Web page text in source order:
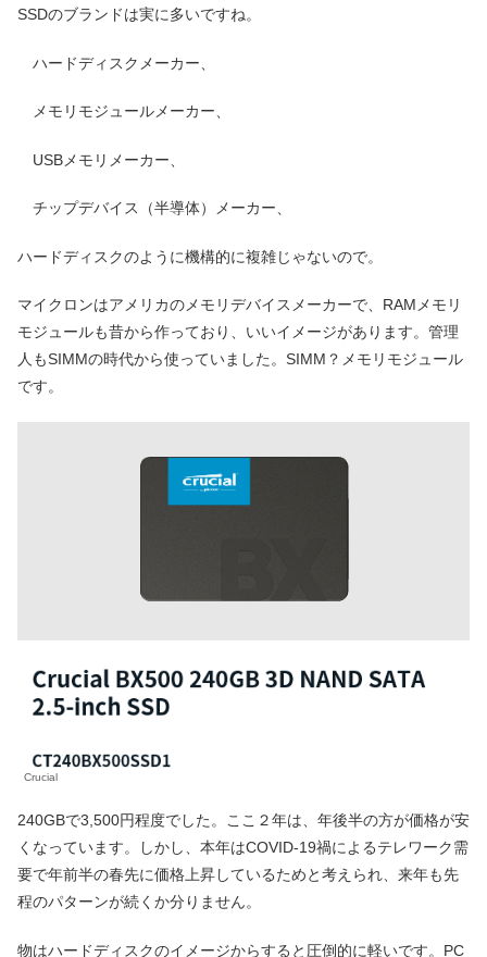
SSDのブランドは実に多いですね。
ハードディスクメーカー、
メモリモジュールメーカー、
USBメモリメーカー、
チップデバイス（半導体）メーカー、
ハードディスクのように機構的に複雑じゃないので。
マイクロンはアメリカのメモリデバイスメーカーで、RAMメモリ
モジュールも昔から作っており、いいイメージがあります。管理
人もSIMMの時代から使っていました。SIMM？メモリモジュール
です。
Crucial
240GBで3,500円程度でした。ここ２年は、年後半の方が価格が安
くなっています。しかし、本年はCOVID-19禍によるテレワーク需
要で年前半の春先に価格上昇しているためと考えられ、来年も先
程のパターンが続くか分りません。
物はハードディスクのイメージからすると圧倒的に軽いです。PC